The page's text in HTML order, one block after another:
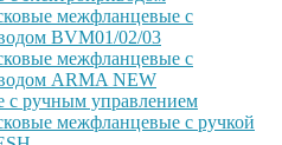
межфланцевые с
BVM01/02/03
межфланцевые с
ARMA NEW
с ручным управлением
межфланцевые с ручкой